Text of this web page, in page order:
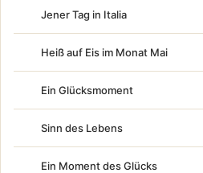
Jener Tag in Italia
Heiß auf Eis im Monat Mai
Ein Glücksmoment
Sinn des Lebens
Ein Moment des Glücks